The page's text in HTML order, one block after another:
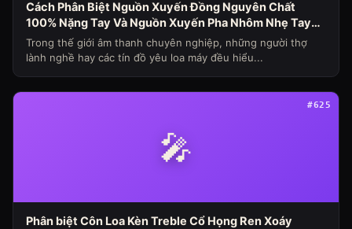
Cách Phân Biệt Nguồn Xuyến Đồng Nguyên Chất
100% Nặng Tay Và Nguồn Xuyến Pha Nhôm Nhẹ Tay
Nhanh Nóng Sụt Áp Cho Loa Máy (Chủ Đề Loa Máy
Ngày 341)
Trong thế giới âm thanh chuyên nghiệp, những người thợ
lành nghề hay các tín đồ yêu loa máy đều hiểu...
🎤
#625
Phân biệt Côn Loa Kèn Treble Cổ Họng Ren Xoáy